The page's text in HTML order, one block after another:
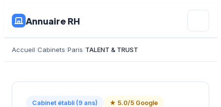
Annuaire RH
Accueil Cabinets Paris TALENT & TRUST
Cabinet établi (9 ans)
★ 5.0/5 Google